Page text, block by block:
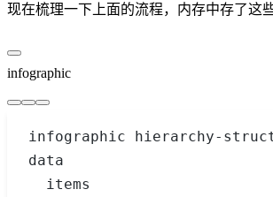
现在梳理一下上面的流程，内存中存了这
infographic
infographic hierarchy-
data
  items